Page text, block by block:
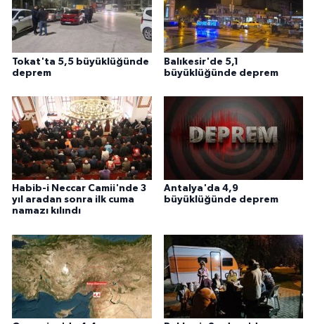
Tokat'ta 5,5 büyüklüğünde
deprem
Balıkesir'de 5,1
büyüklüğünde deprem
Habib-i Neccar Camii'nde 3
yıl aradan sonra ilk cuma
namazı kılındı
Antalya'da 4,9
büyüklüğünde deprem
Karaman Müftülüğü
Kars Müftülüğü
Kastamonu Müftülüğü
Kayseri Müftülüğü
Kilis Müftülüğü
Kırıkkale Müftülüğü
Kırklareli Müftülüğü
Kırşehir Müftülüğü
Kocaeli Müftülüğü